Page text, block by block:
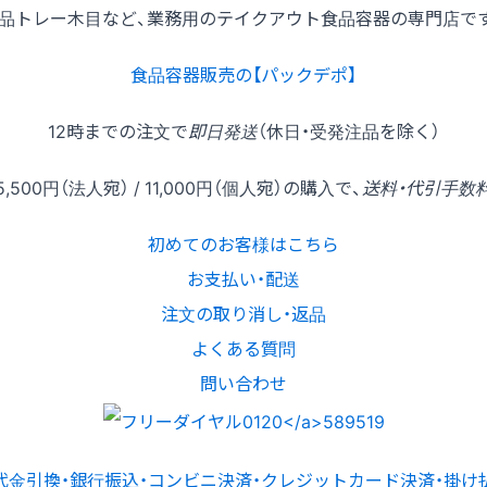
トレー木目など、業務用のテイクアウト食品容器の専門店で
食品容器販売の【パックデポ】
12時までの注文で即日発送（休日・受発注品を除く）
円（法人宛） / 11,000円（個人宛）の購入で、 送料・代引手数
初めてのお客様はこちら
お支払い・配送
注文の取り消し・返品
よくある質問
問い合わせ